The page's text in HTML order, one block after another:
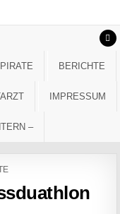
BERICHTE
IMPRESSUM
–